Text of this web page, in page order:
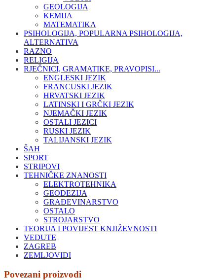
GEOLOGIJA
KEMIJA
MATEMATIKA
PSIHOLOGIJA, POPULARNA PSIHOLOGIJA,
ALTERNATIVA
RAZNO
RELIGIJA
RJEČNICI, GRAMATIKE, PRAVOPISI...
ENGLESKI JEZIK
FRANCUSKI JEZIK
HRVATSKI JEZIK
LATINSKI I GRČKI JEZIK
NJEMAČKI JEZIK
OSTALI JEZICI
RUSKI JEZIK
TALIJANSKI JEZIK
ŠAH
SPORT
STRIPOVI
TEHNIČKE ZNANOSTI
ELEKTROTEHNIKA
GEODEZIJA
GRAĐEVINARSTVO
OSTALO
STROJARSTVO
TEORIJA I POVIJEST KNJIŽEVNOSTI
VEDUTE
ZAGREB
ZEMLJOVIDI
Povezani proizvodi